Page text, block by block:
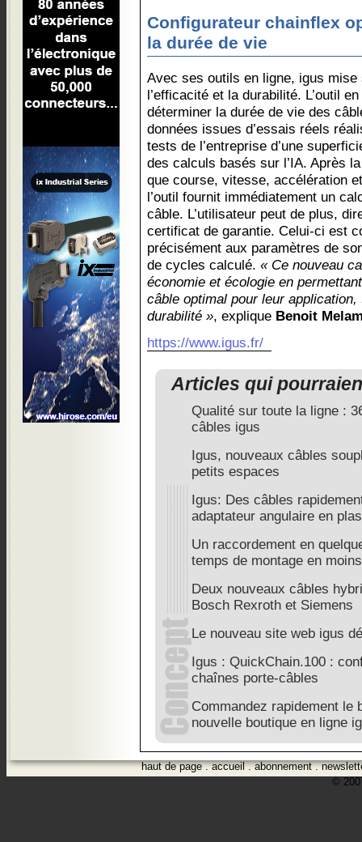
Configurateur chainflex
la durée de vie
Avec ses outils en ligne, igus
l’efficacité et la durabilité. L’outil
déterminer la durée de vie des
données issues d’essais réels
tests de l’entreprise d’une
des calculs basés sur l’IA. Après
que course, vitesse, accélération
l’outil fournit immédiatement un
câble. L’utilisateur peut de plus,
certificat de garantie. Celui-ci est
précisément aux paramètres de
de cycles calculé. « Ce nouveau
économie et écologie en
câble optimal pour leur
durabilité », explique Benoit
https://www.igus.fr/
Articles qui
Qualité sur toute la ligne :
câbles igus
Igus, nouveaux câbles
petits espaces
Igus: Des câbles
adaptateur angulaire en
Un raccordement en
temps de montage en moins
Deux nouveaux câbles
Bosch Rexroth et Siemens
Le nouveau site web igus
Igus : QuickChain.100 :
chaînes porte-câbles
Commandez rapidement le
nouvelle boutique en ligne
haut de page.accueil.abonnement.
©